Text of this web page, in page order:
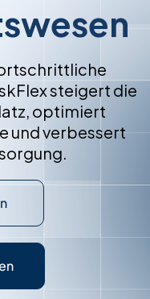
steigert die
optimiert
und verbessert